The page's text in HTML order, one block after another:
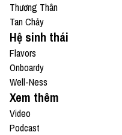
Thương Thân
Tan Chảy
Hệ sinh thái
Flavors
Onboardy
Well-Ness
Xem thêm
Video
Podcast